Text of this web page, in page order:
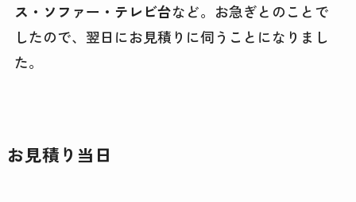
ス・ソファー・テレビ台など。お急ぎとのことで
したので、翌日にお見積りに伺うことになりまし
た。
お見積り当日